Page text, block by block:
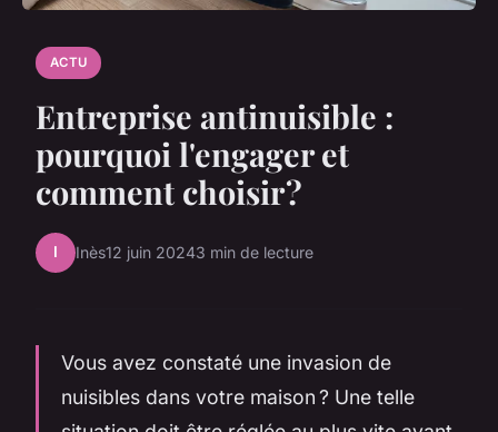
ACTU
Entreprise antinuisible :
pourquoi l'engager et
comment choisir ?
I Inès12 juin 20243 min de lecture
Vous avez constaté une invasion de
nuisibles dans votre maison ? Une telle